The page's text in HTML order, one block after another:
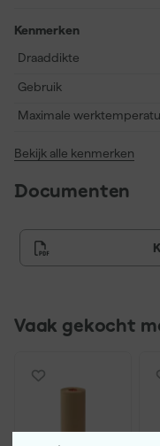
Kenmerken
Draaddikte
Gebruik
Maximale
Bekijk alle kenmerken
Documenten
Vaak gekocht